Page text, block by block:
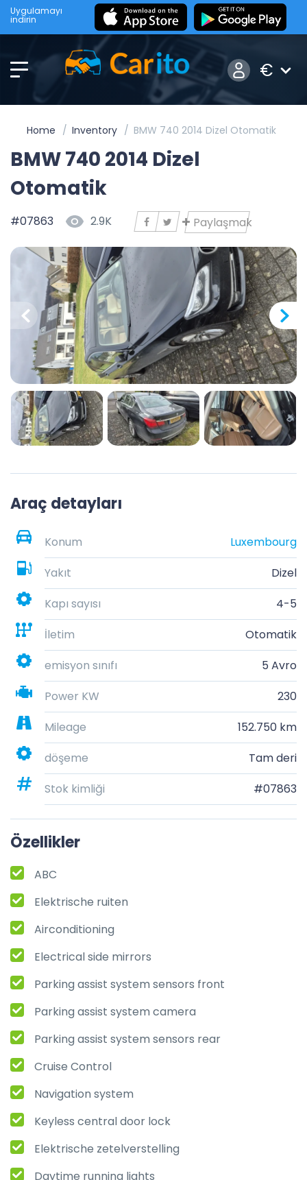
Uygulamayı
indirin
€
Home Inventory BMW 740 2014 Dizel Otomatik
BMW 740 2014 Dizel
Otomatik
#07863 2.9K Paylaşmak
Araç detayları
Konum
Luxembourg
Yakıt
Dizel
Kapı sayısı
4-5
İletim
Otomatik
emisyon sınıfı
5 Avro
Power KW
230
Mileage
152.750 km
döşeme
Tam deri
Stok kimliği
#07863
Özellikler
ABC
Elektrische ruiten
Airconditioning
Electrical side mirrors
Parking assist system sensors front
Parking assist system camera
Parking assist system sensors rear
Cruise Control
Navigation system
Keyless central door lock
Elektrische zetelverstelling
Daytime running lights